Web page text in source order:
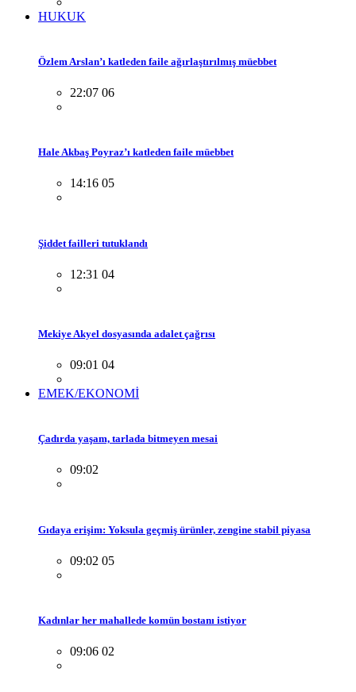
HUKUK
Özlem Arslan’ı katleden faile ağırlaştırılmış müebbet
22:07 06
Hale Akbaş Poyraz’ı katleden faile müebbet
14:16 05
Şiddet failleri tutuklandı
12:31 04
Mekiye Akyel dosyasında adalet çağrısı
09:01 04
EMEK/EKONOMİ
Çadırda yaşam, tarlada bitmeyen mesai
09:02
Gıdaya erişim: Yoksula geçmiş ürünler, zengine stabil piyasa
09:02 05
Kadınlar her mahallede komün bostanı istiyor
09:06 02